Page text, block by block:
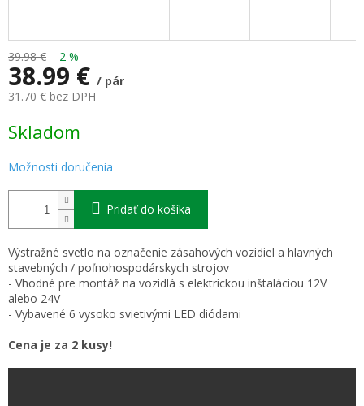
39.98 € –2 %
38.99 € / pár
31.70 € bez DPH
cena:
Skladom
Možnosti doručenia
Pridať do košíka
Výstražné svetlo na označenie zásahových vozidiel a hlavných
stavebných / poľnohospodárskych strojov
- Vhodné pre montáž na vozidlá s elektrickou inštaláciou 12V
alebo 24V
- Vybavené 6 vysoko svietivými LED diódami
Cena je za 2 kusy!